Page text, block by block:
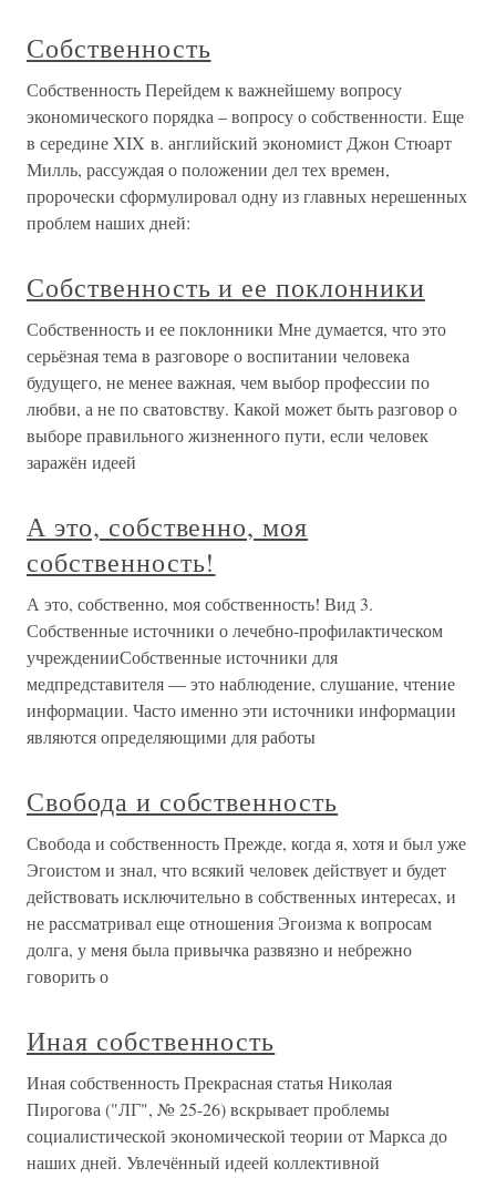
Собственность
Собственность Перейдем к важнейшему вопросу
экономического порядка – вопросу о собственности. Еще
в середине XIX в. английский экономист Джон Стюарт
Милль, рассуждая о положении дел тех времен,
пророчески сформулировал одну из главных нерешенных
проблем наших дней:
Собственность и ее поклонники
Собственность и ее поклонники Мне думается, что это
серьёзная тема в разговоре о воспитании человека
будущего, не менее важная, чем выбор профессии по
любви, а не по сватовству. Какой может быть разговор о
выборе правильного жизненного пути, если человек
заражён идеей
А это, собственно, моя
собственность!
А это, собственно, моя собственность! Вид 3.
Собственные источники о лечебно-профилактическом
учрежденииСобственные источники для
медпредставителя — это наблюдение, слушание, чтение
информации. Часто именно эти источники информации
являются определяющими для работы
Свобода и собственность
Свобода и собственность Прежде, когда я, хотя и был уже
Эгоистом и знал, что всякий человек действует и будет
действовать исключительно в собственных интересах, и
не рассматривал еще отношения Эгоизма к вопросам
долга, у меня была привычка развязно и небрежно
говорить о
Иная собственность
Иная собственность Прекрасная статья Николая
Пирогова ("ЛГ", № 25-26) вскрывает проблемы
социалистической экономической теории от Маркса до
наших дней. Увлечённый идеей коллективной